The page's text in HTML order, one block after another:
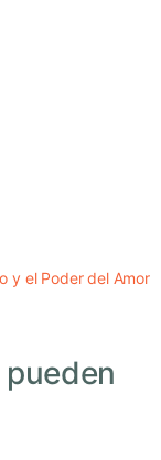
y el Poder del Amor